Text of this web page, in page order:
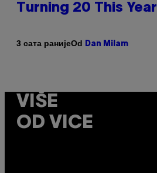
Turning 20 This Year
3 сата ранијеOd Dan Milam
VIŠE
OD VICE